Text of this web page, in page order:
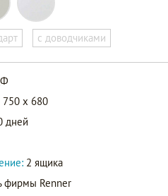
с доводчиками
750 x 680
дней
2 ящика
фирмы Renner